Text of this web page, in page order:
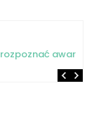
awarię